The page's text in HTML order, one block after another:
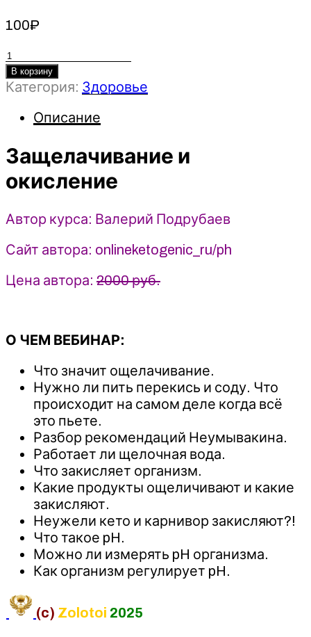
100₽
Количество
товара
Защелачивание
окисление
Валерий
Подрубаев
(2023)
2.0
В корзину
Категория: Здоровье
Описание
Защелачивание и
окисление
Автор курса: Валерий Подрубаев
Сайт автора: onlineketogenic_ru/ph
Цена автора: 2000 руб.
О ЧЕМ ВЕБИНАР:
Что значит ощелачивание.
Нужно ли пить перекись и соду. Что
происходит на самом деле когда всё
это пьете.
Разбор рекомендаций Неумывакина.
Работает ли щелочная вода.
Что закисляет организм.
Какие продукты ощеличивают и какие
закисляют.
Неужели кето и карнивор закисляют?!
Что такое pH.
Можно ли измерять pH организма.
Как организм регулирует pH.
(c) Zolotoi 2025